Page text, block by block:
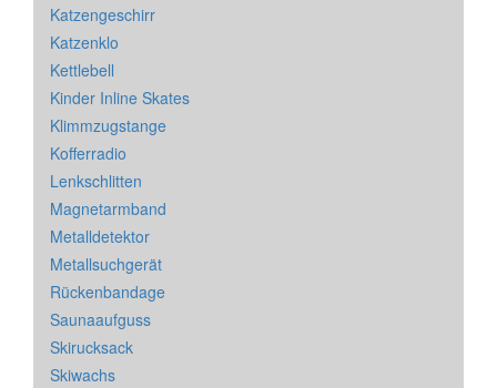
Katzengeschirr
Katzenklo
Kettlebell
Kinder Inline Skates
Klimmzugstange
Kofferradio
Lenkschlitten
Magnetarmband
Metalldetektor
Metallsuchgerät
Rückenbandage
Saunaaufguss
Skirucksack
Skiwachs